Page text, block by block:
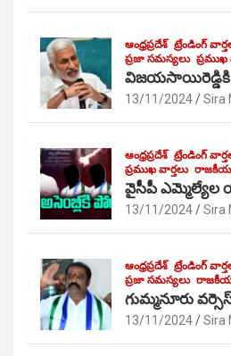
ఆంధ్రప్రదేశ్ ట్రేండింగ్
ప్రజా సమస్యలు ప్రముఖ
విజయసాయిరెడ్డికి
13/11/2024 Sira
ఆంధ్రప్రదేశ్ ట్రేండింగ్
ప్రముఖ వార్తలు
వైసీపీ ఎమ్మెల్యేల
13/11/2024 Sira
ఆంధ్రప్రదేశ్ ట్రేండింగ్
ప్రజా సమస్యలు
గుమ్మనూరు
13/11/2024 Sira